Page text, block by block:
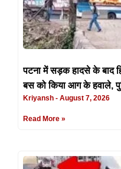
पटना में सड़क हादसे के बाद
बस को किया आग के हवाले,
Kriyansh August 7, 2026
Read More »